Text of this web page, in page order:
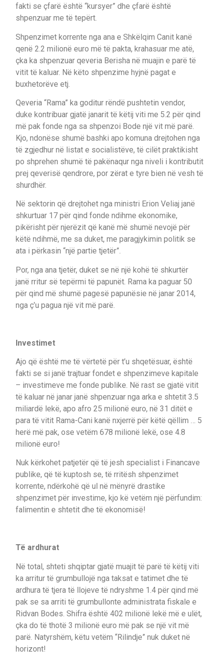
fakti se çfarë është “kursyer” dhe çfarë është
shpenzuar me të tepërt.
Shpenzimet korrente nga ana e Shkëlqim Canit kanë
qenë 2.2 milionë euro më të pakta, krahasuar me atë,
çka ka shpenzuar qeveria Berisha në muajin e parë të
vitit të kaluar. Në këto shpenzime hyjnë pagat e
buxhetorëve etj.
Qeveria “Rama” ka goditur rëndë pushtetin vendor,
duke kontribuar gjatë janarit të këtij viti me 5.2 për qind
më pak fonde nga sa shpenzoi Bode një vit më parë.
Kjo, ndonëse shumë bashki apo komuna drejtohen nga
të zgjedhur në listat e socialistëve, të cilët praktikisht
po shprehen shumë të pakënaqur nga niveli i kontributit
prej qeverisë qendrore, por zërat e tyre bien në vesh të
shurdhër.
Në sektorin që drejtohet nga ministri Erion Veliaj janë
shkurtuar 17 për qind fonde ndihme ekonomike,
pikërisht për njerëzit që kanë më shumë nevojë për
këtë ndihmë, me sa duket, me paragjykimin politik se
ata i përkasin “një partie tjetër”.
Por, nga ana tjetër, duket se në një kohë të shkurtër
janë rritur së tepërmi të papunët. Rama ka paguar 50
për qind më shumë pagesë papunësie në janar 2014,
nga ç’u pagua një vit më parë.
Investimet
Ajo që është me të vërtetë për t’u shqetësuar, është
fakti se si janë trajtuar fondet e shpenzimeve kapitale
– investimeve me fonde publike. Në rast se gjatë vitit
të kaluar në janar janë shpenzuar nga arka e shtetit 3.5
miliardë lekë, apo afro 25 milionë euro, në 31 ditët e
para të vitit Rama-Cani kanë nxjerrë për këtë qëllim … 5
herë më pak, ose vetëm 678 milionë lekë, ose 4.8
milionë euro!
Nuk kërkohet patjetër që të jesh specialist i Financave
publike, që të kuptosh se, të rritësh shpenzimet
korrente, ndërkohë që ul në mënyrë drastike
shpenzimet për investime, kjo kë vetëm një përfundim:
falimentin e shtetit dhe të ekonomisë!
Të ardhurat
Në total, shteti shqiptar gjatë muajit të parë të këtij viti
ka arritur të grumbullojë nga taksat e tatimet dhe të
ardhura të tjera të llojeve të ndryshme 1.4 për qind më
pak se sa arriti të grumbullonte administrata fiskale e
Ridvan Bodes. Shifra është 402 milionë lekë më e ulët,
çka do të thotë 3 milionë euro më pak se një vit më
parë. Natyrshëm, këtu vetëm “Rilindje” nuk duket në
horizont!